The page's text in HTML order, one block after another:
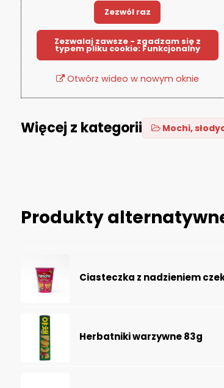
Zezwól raz
Zezwalaj zawsze - zgadzam się z
typem pliku cookie: Funkcjonalny
Otwórz wideo w nowym oknie
Więcej z kategorii Mochi,
Produkty
Ciasteczka z nadzieniem
Herbatniki warzywne 83g